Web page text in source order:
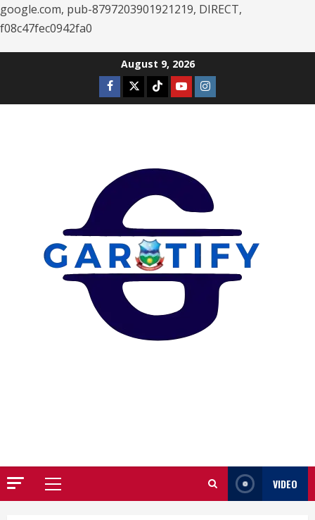
google.com, pub-8797203901921219, DIRECT,
f08c47fec0942fa0
August 9, 2026
Facebook
TwitterTiktokYoutubeInstagram
Primary
VIDEO